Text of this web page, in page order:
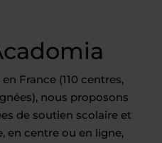
France (110 centres,
nous proposons
de soutien scolaire et
en centre ou en ligne,